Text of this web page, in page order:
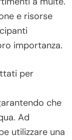
e risorse
importanza.
per
che
Ad
utilizzare una